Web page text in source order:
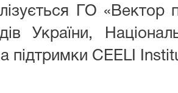
ГО «Вектор
України,
підтримки CEELI